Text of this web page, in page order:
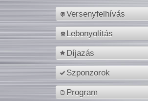
Versenyfelhívás
Lebonyolítás
Díjazás
Szponzorok
Program